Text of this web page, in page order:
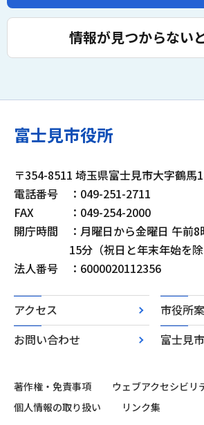
情報が見つからない
富士見市役所
〒354-8511 埼玉県富士見市大字鶴馬
電話番号
：049-251-2711
FAX
：049-254-2000
開庁時間
：月曜日から金曜日 午前
15分（祝日と年末年始を除
法人番号
：6000020112356
アクセス
市役所
お問い合わせ
富士見
著作権・免責事項
ウェブアクセシビリ
個人情報の取り扱い
リンク集